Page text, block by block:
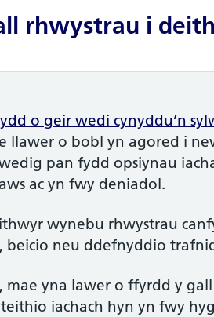
rhwystrau i
o geir wedi cynyddu’n
llawer o bobl yn agored i
pan fydd opsiynau
ac yn fwy deniadol.
wynebu rhwystrau
beicio neu ddefnyddio
mae yna lawer o ffyrdd y
iachach hyn yn fwy